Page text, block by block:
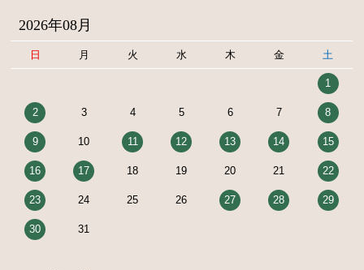
2026年08月
日 月 火 水 木 金 土
1
2 3 4 5 6 7 8
9 10 11 12 13 14 15
16 17 18 19 20 21 22
23 24 25 26 27 28 29
30 31